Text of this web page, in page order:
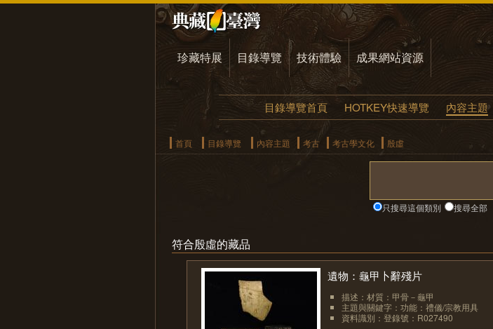
珍藏特展 目錄導覽 技術體驗 成果網站資源
目錄導覽首頁 HOTKEY快速導覽 內容主題
首頁 目錄導覽 內容主題 考古 考古學文化 殷虛
只搜尋這個類別 搜尋全部
符合殷虛的藏品
遺物：龜甲卜辭殘片
描述：材質：甲骨－龜甲
主題與關鍵字：功能：禮儀/宗教用具
資料識別：登錄號：R027490